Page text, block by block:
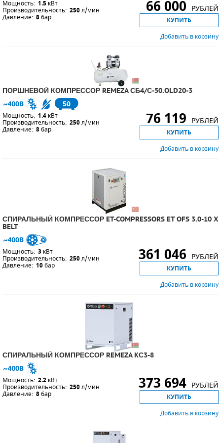
Мощность: 1.5 кВт
Производительность: 250л/мин
Давление: 8бар
66 000 РУБЛЕЙ
КУПИТЬ
Добавить в корзину
ПОРШНЕВОЙ КОМПРЕССОР REMEZA СБ4/С-50.OLD20-3
50
Мощность: 1.4 кВт
Производительность: 250л/мин
Давление: 8бар
76 119 РУБЛЕЙ
КУПИТЬ
Добавить в корзину
СПИРАЛЬНЫЙ КОМПРЕССОР ET-COMPRESSORS ET OFS 3.0-10 X
BELT
Мощность: 3 кВт
Производительность: 250л/мин
Давление: 10бар
361 046 РУБЛЕЙ
КУПИТЬ
Добавить в корзину
СПИРАЛЬНЫЙ КОМПРЕССОР REMEZA КС3-8
Мощность: 2.2 кВт
Производительность: 250л/мин
Давление: 8бар
373 694 РУБЛЕЙ
КУПИТЬ
Добавить в корзину